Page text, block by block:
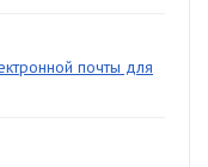
почты для